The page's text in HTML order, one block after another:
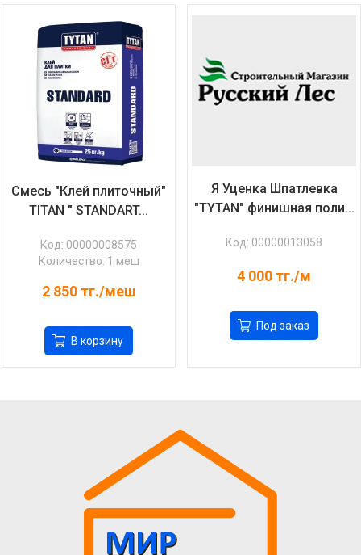
Смесь "Клей плиточный"
TITAN " STANDART...
Код: 00000008575
Количество: 1 меш
2 850тг./меш
В корзину
Я Уценка Шпатлевка
"TYTAN" финишная поли...
Код: 00000013058
4 000 тг./м
Под заказ